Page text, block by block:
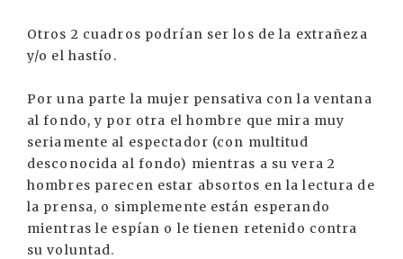
Otros 2 cuadros podrían ser los de la extrañeza
y/o el hastío.
Por una parte la mujer pensativa con la ventana
al fondo, y por otra el hombre que mira muy
seriamente al espectador (con multitud
desconocida al fondo) mientras a su vera 2
hombres parecen estar absortos en la lectura de
la prensa, o simplemente están esperando
mientras le espían o le tienen retenido contra
su voluntad.